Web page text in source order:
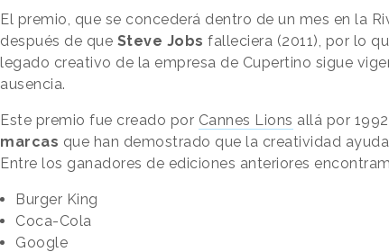
El premio, que se concederá dentro de un mes en la
después de que Steve Jobs falleciera (2011), por lo
legado creativo de la empresa de Cupertino sigue
ausencia.
Este premio fue creado por Cannes Lions allá por
marcas que han demostrado que la creatividad
Entre los ganadores de ediciones anteriores
Burger King
Coca-Cola
Google